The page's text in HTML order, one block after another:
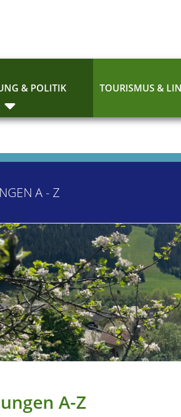
& POLITIK TOURISMUS &
A - Z
A-Z